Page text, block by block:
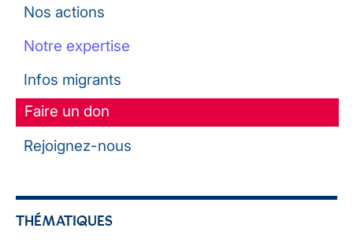
Nos actions
Notre expertise
Infos migrants
Faire un don
Rejoignez-nous
THÉMATIQUES